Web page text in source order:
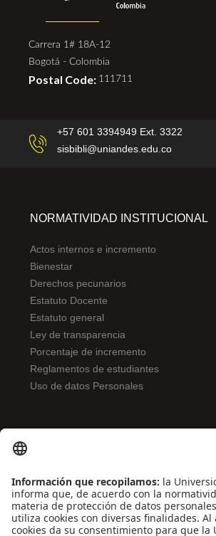
Carrera 1# 18A-12
Bogotá - Colombia
Postal Code: 111711
+57 601 3394949 Ext. 3322
sisbibli@uniandes.edu.co
NORMATIVIDAD INSTITUCIONAL
Actos internos e incremento
Bienestar
Derechos pecunarios
Estatuto Docente
Estatuto general
Ley de transparencia
Porcentaje de incremento
Reglamentos de estudiantes
Uso de datos Personales
Contáctenos
Biblioguías
Preguntas frecuentes
Capacitación